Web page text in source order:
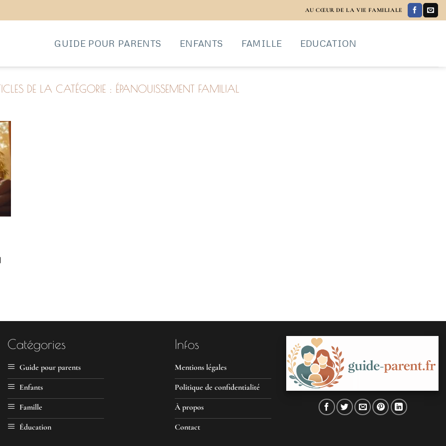
AU CŒUR DE LA VIE FAMILIALE
GUIDE POUR PARENTS ENFANTS FAMILLE EDUCATION
ÉPANOUISSEMENT FAMILIAL
Catégories
Guide pour parents
Enfants
Famille
Éducation
Infos
Mentions légales
Politique de confidentialité
À propos
Contact